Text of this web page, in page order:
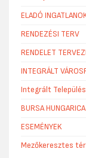
ELADÓ
RENDEZÉSI TERV
RENDELET
INTEGRÁLT
Integrált
BURSA HUNGARICA
ESEMÉNYEK
Mezőkeresztes